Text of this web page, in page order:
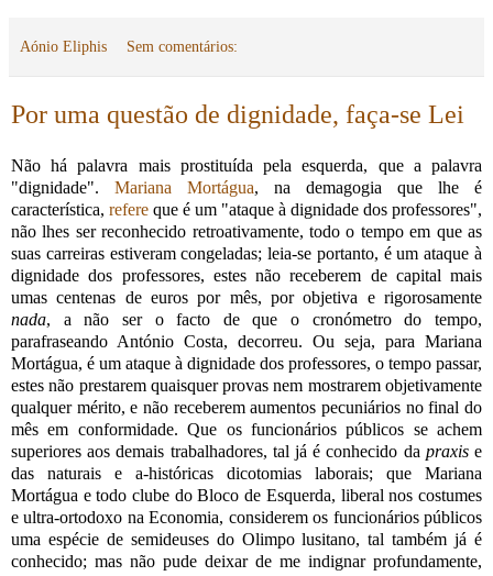
Aónio Eliphis Sem comentários:
Por uma questão de dignidade, faça-se Lei
Não há palavra mais prostituída pela esquerda, que a palavra
"dignidade". Mariana Mortágua, na demagogia que lhe é
característica, refere que é um "ataque à dignidade dos professores",
não lhes ser reconhecido retroativamente, todo o tempo em que as
suas carreiras estiveram congeladas; leia-se portanto, é um ataque à
dignidade dos professores, estes não receberem de capital mais
umas centenas de euros por mês, por objetiva e rigorosamente
nada, a não ser o facto de que o cronómetro do tempo,
parafraseando António Costa, decorreu. Ou seja, para Mariana
Mortágua, é um ataque à dignidade dos professores, o tempo passar,
estes não prestarem quaisquer provas nem mostrarem objetivamente
qualquer mérito, e não receberem aumentos pecuniários no final do
mês em conformidade. Que os funcionários públicos se achem
superiores aos demais trabalhadores, tal já é conhecido da praxise
das naturais e a-históricas dicotomias laborais; que Mariana
Mortágua e todo clube do Bloco de Esquerda, liberal nos costumes
e ultra-ortodoxo na Economia, considerem os funcionários públicos
uma espécie de semideuses do Olimpo lusitano, tal também já é
conhecido; mas não pude deixar de me indignar profundamente,